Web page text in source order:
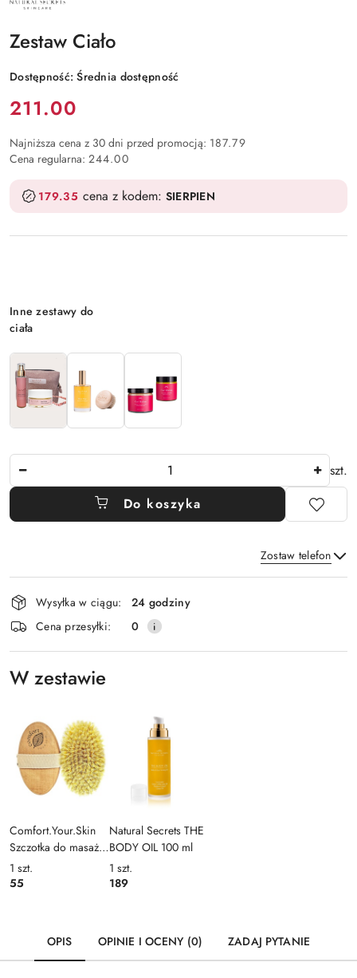
SECRETS
Zestaw Ciało
Dostępność:Średnia dostępność
Cena:
211.00
Najniższa cena z 30 dni przed promocją: 187.79
Cena regularna: 244.00
179.35 cena z kodem: SIERPIEN
Wariant
Inne zestawy do
ciała
szt.
Do koszyka
Zostaw telefon
Wyślij
Dostępność
i
dostawa
Wysyłka w ciągu:
24 godziny
Cena przesyłki:
0
W zestawie
Comfort.Your.Skin
Szczotka do masażu
ciała
1 szt.
55
Natural Secrets THE
BODY OIL 100 ml
1 szt.
189
OPIS OPINIE I OCENY (0) ZADAJ PYTANIE